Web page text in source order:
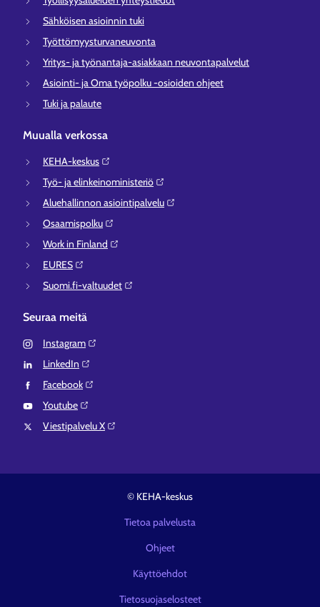
Sähköisen asioinnin tuki
Työttömyysturvaneuvonta
Yritys- ja työnantaja-asiakkaan neuvontapalvelut
Asiointi- ja Oma työpolku -osioiden ohjeet
Tuki ja palaute
Muualla verkossa
KEHA-keskus⁠
Työ- ja elinkeinoministeriö⁠
Aluehallinnon asiointipalvelu⁠
Osaamispolku⁠
Work in Finland⁠
EURES⁠
Suomi.fi-valtuudet⁠
Seuraa meitä
Instagram⁠
LinkedIn⁠
Facebook⁠
Youtube⁠
Viestipalvelu X⁠
© KEHA-keskus
Tietoa palvelusta
Ohjeet
Käyttöehdot
Tietosuojaselosteet